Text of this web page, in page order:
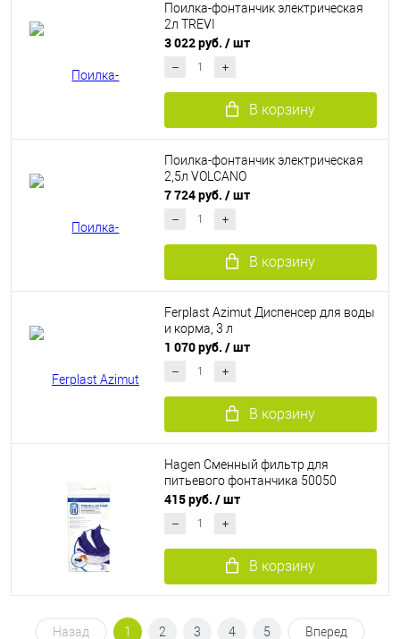
Поилка-фонтанчик электрическая
2л TREVI
3 022 руб. / шт
В корзину
Поилка-фонтанчик электрическая
2,5л VOLCANO
7 724 руб. / шт
В корзину
Ferplast Azimut Диспенсер для воды
и корма, 3 л
1 070 руб. / шт
В корзину
Hagen Сменный фильтр для
питьевого фонтанчика 50050
415 руб. / шт
В корзину
Назад 1 2 3 4 5 Вперед